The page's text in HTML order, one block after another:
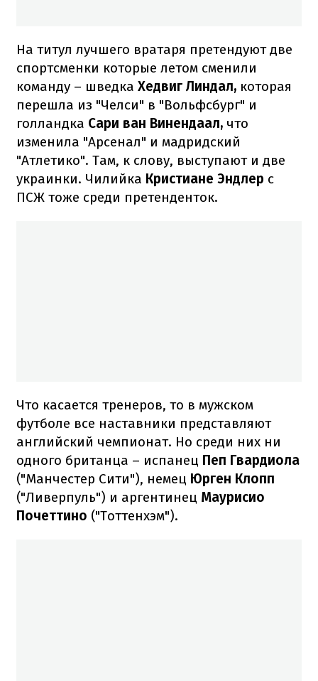
На титул лучшего вратаря претендуют две
спортсменки которые летом сменили
команду – шведка Хедвиг Линдал, которая
перешла из "Челси" в "Вольфсбург" и
голландка Сари ван Винендаал, что
изменила "Арсенал" и мадридский
"Атлетико". Там, к слову, выступают и две
украинки. Чилийка Кристиане Эндлер с
ПСЖ тоже среди претенденток.
Что касается тренеров, то в мужском
футболе все наставники представляют
английский чемпионат. Но среди них ни
одного британца – испанец Пеп Гвардиола
("Манчестер Сити"), немец Юрген Клопп
("Ливерпуль") и аргентинец Маурисио
Почеттино ("Тоттенхэм").